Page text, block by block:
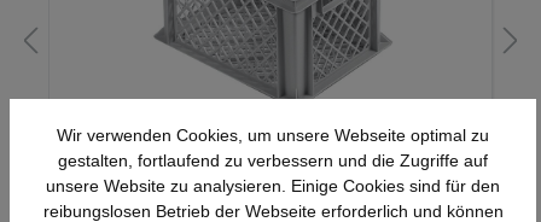
Stapelkasten, 400x300x225mm, 20 Liter,
Farbe: grau, Gitterwände und Gitterboden,
Wir verwenden Cookies, um unsere Webseite optimal zu
gestalten, fortlaufend zu verbessern und die Zugriffe auf
unsere Website zu analysieren. Einige Cookies sind für den
reibungslosen Betrieb der Webseite erforderlich und können